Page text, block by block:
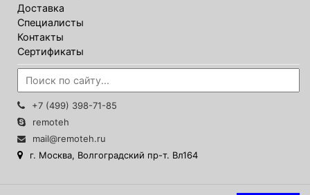
Доставка
Специалисты
Контакты
Сертификаты
+7 (499) 398-71-85
remoteh
mail@remoteh.ru
г. Москва, Волгоградский пр-т. Вл164